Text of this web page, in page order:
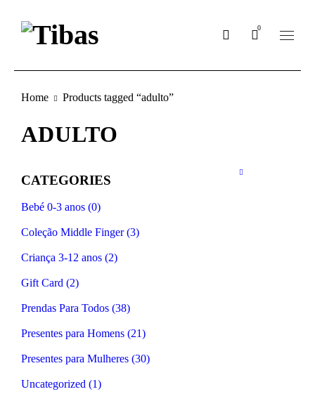
0
Home Products tagged “adulto”
ADULTO
CATEGORIES
Bebé 0-3 anos (0)
Coleção Middle Finger (3)
Criança 3-12 anos (2)
Gift Card (2)
Prendas Para Todos (38)
Presentes para Homens (21)
Presentes para Mulheres (30)
Uncategorized (1)